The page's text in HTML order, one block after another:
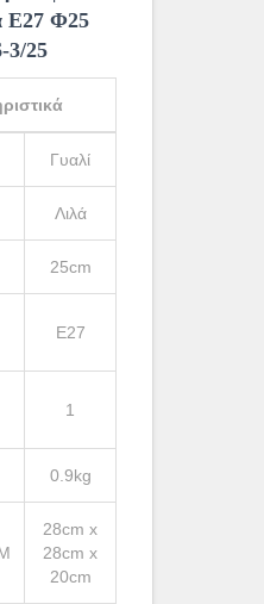
Ε27 Φ25
3/25
Γυαλί
Λιλά
25cm
Ε27
1
0.9kg
28cm x
28cm x
20cm